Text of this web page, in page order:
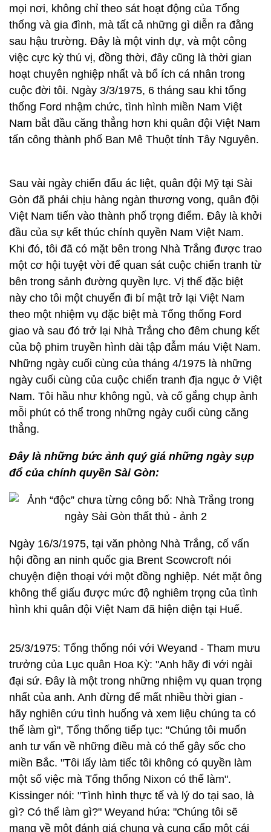
mọi nơi, không chỉ theo sát hoạt động của Tổng
thống và gia đình, mà tất cả những gì diễn ra đằng
sau hậu trường. Đây là một vinh dự, và một công
việc cực kỳ thú vị, đồng thời, đây cũng là thời gian
hoạt chuyên nghiệp nhất và bổ ích cá nhân trong
cuộc đời tôi. Ngày 3/3/1975, 6 tháng sau khi tổng
thống Ford nhậm chức, tình hình miền Nam Việt
Nam bắt đầu căng thẳng hơn khi quân đội Việt Nam
tấn công thành phố Ban Mê Thuột tỉnh Tây Nguyên.
Sau vài ngày chiến đấu ác liệt, quân đội Mỹ tại Sài
Gòn đã phải chịu hàng ngàn thương vong, quân đội
Việt Nam tiến vào thành phố trọng điểm. Đây là khởi
đầu của sự kết thúc chính quyền Nam Việt Nam.
Khi đó, tôi đã có mặt bên trong Nhà Trắng được trao
một cơ hội tuyệt vời để quan sát cuộc chiến tranh từ
bên trong sảnh đường quyền lực. Vị thế đặc biệt
này cho tôi một chuyến đi bí mật trở lại Việt Nam
theo một nhiệm vụ đặc biệt mà Tổng thống Ford
giao và sau đó trở lại Nhà Trắng cho đêm chung kết
của bộ phim truyền hình dài tập đẫm máu Việt Nam.
Những ngày cuối cùng của tháng 4/1975 là những
ngày cuối cùng của cuộc chiến tranh địa ngục ở Việt
Nam. Tôi hầu như không ngủ, và cố gắng chụp ảnh
mỗi phút có thể trong những ngày cuối cùng căng
thẳng.
Đây là những bức ảnh quý giá những ngày sụp
đổ của chính quyền Sài Gòn:
Ngày 16/3/1975, tại văn phòng Nhà Trắng, cố vấn
hội đồng an ninh quốc gia Brent Scowcroft nói
chuyện điện thoại với một đồng nghiệp. Nét mặt ông
không thể giấu được mức độ nghiêm trọng của tình
hình khi quân đội Việt Nam đã hiện diện tại Huế.
25/3/1975: Tổng thống nói với Weyand - Tham mưu
trưởng của Lục quân Hoa Kỳ: "Anh hãy đi với ngài
đại sứ. Đây là một trong những nhiệm vụ quan trọng
nhất của anh. Anh đừng để mất nhiều thời gian -
hãy nghiên cứu tình huống và xem liệu chúng ta có
thể làm gì", Tổng thống tiếp tục: "Chúng tôi muốn
anh tư vấn về những điều mà có thể gây sốc cho
miền Bắc. "Tôi lấy làm tiếc tôi không có quyền làm
một số việc mà Tổng thống Nixon có thể làm".
Kissinger nói: "Tình hình thực tế và lý do tại sao, là
gì? Có thể làm gì?" Weyand hứa: "Chúng tôi sẽ
mang về một đánh giá chung và cung cấp một cái